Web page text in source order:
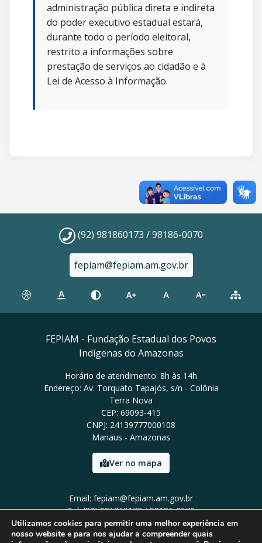
administração pública direta e indireta
do poder executivo estadual estará,
durante todo o período eleitoral,
restrito a informações sobre
prestação de serviços ao cidadão e à
Lei de Acesso à Informação.
(92) 981860173 / 98186-0070
fepiam@fepiam.am.gov.br
FEPIAM - Fundação Estadual dos Povos
Indígenas do Amazonas
Horário de atendimento: 8h às 14h
Endereço: Av. Torquato Tapajós, s/n - Colônia
Terra Nova
CEP: 69093-415
CNPJ: 24139777000108
Manaus - Amazonas
Ver no mapa
Email: fepiam@fepiam.am.gov.br
Tel: (92) 981860173 / 98186-0070
Utilizamos cookies para permitir uma melhor experiência em
nosso website e para nos ajudar a compreender quais